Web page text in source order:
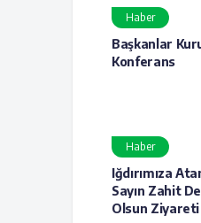
Haber
Başkanlar
Konferans
Haber
Iğdırımıza
Sayın Zahit
Olsun Ziyareti